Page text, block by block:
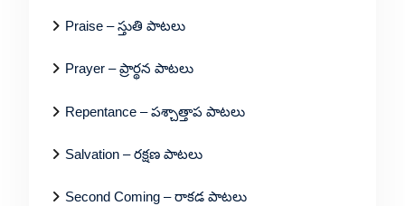
Praise – స్తుతి పాటలు
Prayer – ప్రార్థన పాటలు
Repentance – పశ్చాత్తాప పాటలు
Salvation – రక్షణ పాటలు
Second Coming – రాకడ పాటలు